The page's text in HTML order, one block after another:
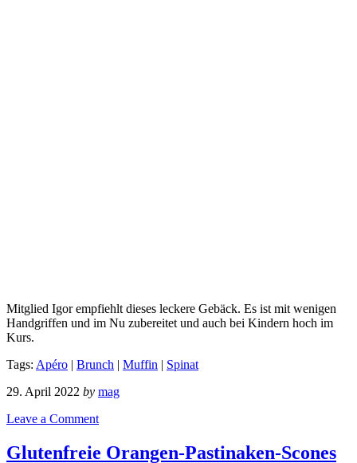
Mitglied Igor empfiehlt dieses leckere Gebäck. Es ist mit wenigen
Handgriffen und im Nu zubereitet und auch bei Kindern hoch im
Kurs.
Tags: Apéro | Brunch | Muffin | Spinat
29. April 2022 by mag
Leave a Comment
Glutenfreie Orangen-Pastinaken-Scones